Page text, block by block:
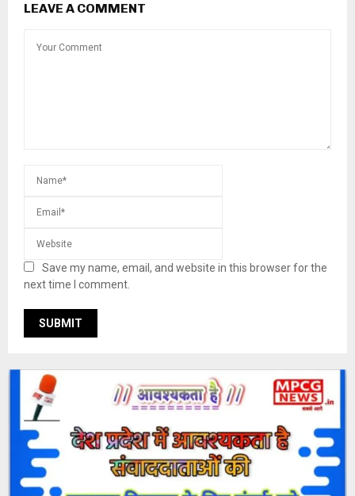
LEAVE A COMMENT
Save my name, email, and website in this browser for the
next time I comment.